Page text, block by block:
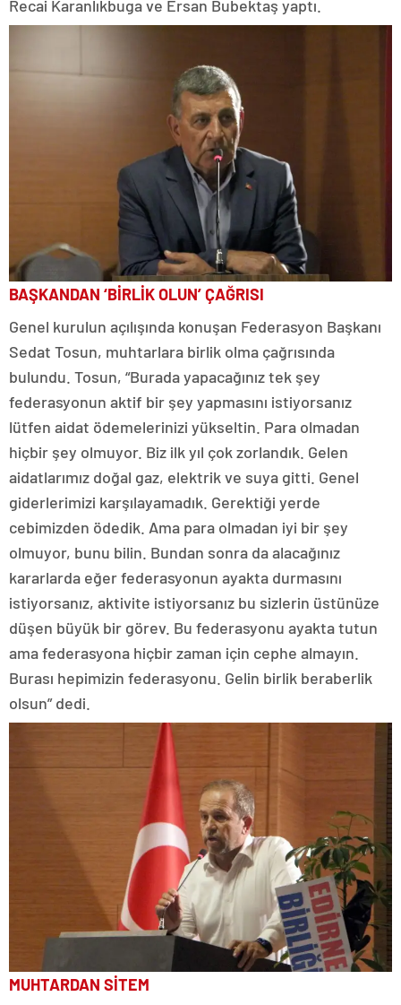
Recai Karanlıkbuga ve Ersan Bubektaş yaptı.
BAŞKANDAN ‘BİRLİK OLUN’ ÇAĞRISI
Genel kurulun açılışında konuşan Federasyon Başkanı
Sedat Tosun, muhtarlara birlik olma çağrısında
bulundu. Tosun, “Burada yapacağınız tek şey
federasyonun aktif bir şey yapmasını istiyorsanız
lütfen aidat ödemelerinizi yükseltin. Para olmadan
hiçbir şey olmuyor. Biz ilk yıl çok zorlandık. Gelen
aidatlarımız doğal gaz, elektrik ve suya gitti. Genel
giderlerimizi karşılayamadık. Gerektiği yerde
cebimizden ödedik. Ama para olmadan iyi bir şey
olmuyor, bunu bilin. Bundan sonra da alacağınız
kararlarda eğer federasyonun ayakta durmasını
istiyorsanız, aktivite istiyorsanız bu sizlerin üstünüze
düşen büyük bir görev. Bu federasyonu ayakta tutun
ama federasyona hiçbir zaman için cephe almayın.
Burası hepimizin federasyonu. Gelin birlik beraberlik
olsun” dedi.
MUHTARDAN SİTEM